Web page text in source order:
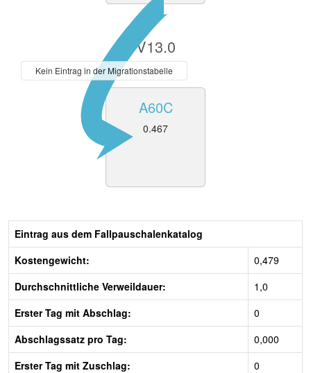
V13.0
A60C
0.467
Kein Eintrag in der Migrationstabelle
Eintrag aus dem Fallpauschalenkatalog
Kostengewicht:
0,479
Durchschnittliche Verweildauer:
1,0
Erster Tag mit Abschlag:
0
Abschlagssatz pro Tag:
0,000
Erster Tag mit Zuschlag:
0